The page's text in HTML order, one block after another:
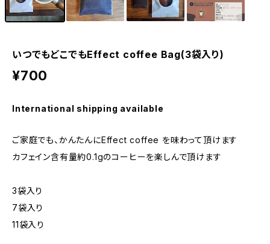
いつでもどこでもEffect coffee Bag(3袋入り)
¥700
International shipping available
ご家庭でも、かんたんにEffect coffee を味わって頂けます
カフェイン含有量約0.1gのコーヒーを楽しんで頂けます
3袋入り
7袋入り
11袋入り